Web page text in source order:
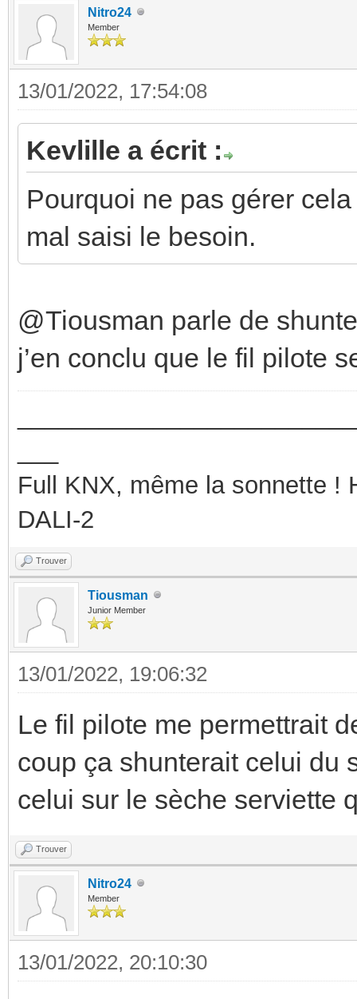
Nitro24
Member
13/01/2022, 17:54:08
Kevlille a écrit :
Pourquoi ne pas gérer
mal saisi le besoin.
@Tiousman parle de
j’en conclu que le fil pilote
Full KNX, même la sonnette !
DALI-2
Trouver
Tiousman
Junior Member
13/01/2022, 19:06:32
Le fil pilote me permettrait
coup ça shunterait celui du
celui sur le sèche serviette
Trouver
Nitro24
Member
13/01/2022, 20:10:30